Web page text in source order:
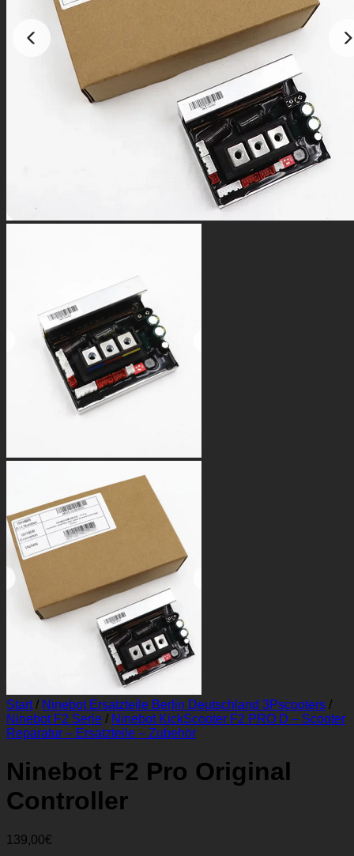
Start / Ninebot Ersatzteile Berlin Deutschland 3Pscooters /
Ninebot F2 Serie / Ninebot KickScooter F2 PRO D – Scooter
Reparatur – Ersatzteile – Zubehör
Ninebot F2 Pro Original
Controller
139,00€